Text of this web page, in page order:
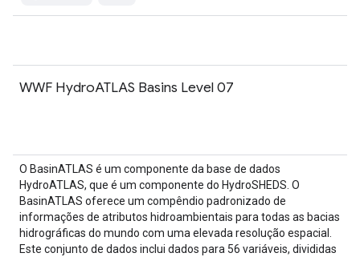
WWF HydroATLAS Basins Level 07
O BasinATLAS é um componente da base de dados
HydroATLAS, que é um componente do HydroSHEDS. O
BasinATLAS oferece um compêndio padronizado de
informações de atributos hidroambientais para todas as bacias
hidrográficas do mundo com uma elevada resolução espacial.
Este conjunto de dados inclui dados para 56 variáveis, divididas